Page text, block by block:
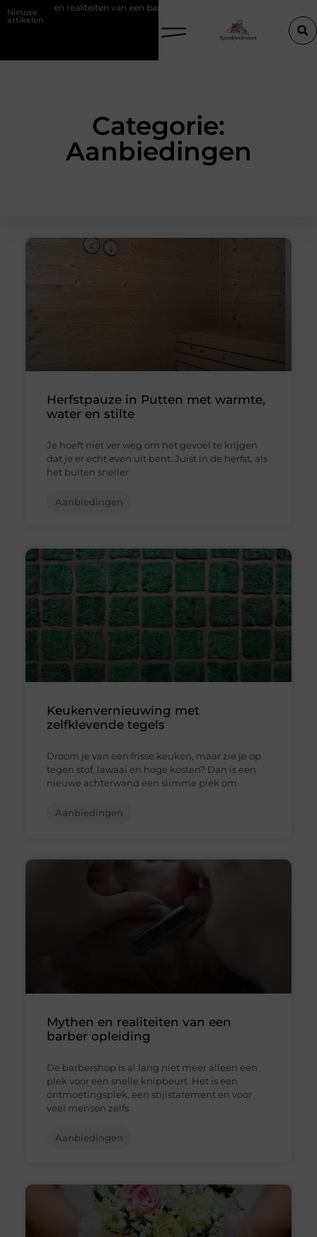
Nieuwe
artikelen
barber opleiding Rond tafelzeil en buitentafelkleed: praktisch én
Categorie:
Aanbiedingen
Herfstpauze in Putten met warmte,
water en stilte
Je hoeft niet ver weg om het gevoel te krijgen
dat je er echt even uit bent. Juist in de herfst, als
het buiten sneller
Aanbiedingen
Keukenvernieuwing met
zelfklevende tegels
Droom je van een frisse keuken, maar zie je op
tegen stof, lawaai en hoge kosten? Dan is een
nieuwe achterwand een slimme plek om
Aanbiedingen
Mythen en realiteiten van een
barber opleiding
De barbershop is al lang niet meer alleen een
plek voor een snelle knipbeurt. Het is een
ontmoetingsplek, een stijlstatement en voor
veel mensen zelfs
Aanbiedingen